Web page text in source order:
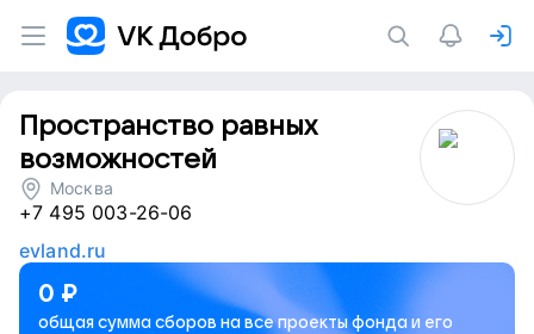
Пространство равных
возможностей
Москва
+7 495 003-26-06
evland.ru
0 ₽
общая сумма сборов на все проекты фонда и его